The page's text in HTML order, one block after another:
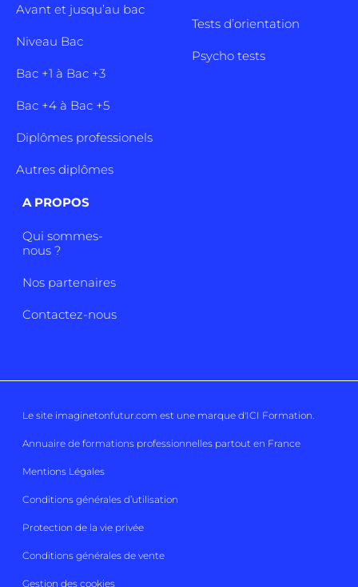
Avant et jusqu’au bac
Niveau Bac
Bac +1 à Bac +3
Bac +4 à Bac +5
Diplômes professionels
Autres diplômes
Tests d’orientation
Psycho tests
A PROPOS
Qui sommes-
nous ?
Nos partenaires
Contactez-nous
Le site imaginetonfutur.com est une marque d'ICI Formation.
Annuaire de formations professionnelles partout en France
Mentions Légales
Conditions générales d’utilisation
Protection de la vie privée
Conditions générales de vente
Gestion des cookies